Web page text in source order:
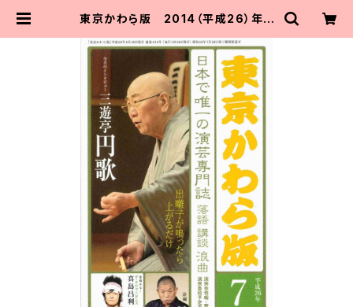
東京かわら版 2014（平成26）年７